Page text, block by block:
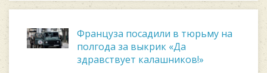
Француза посадили в тюрьму на
полгода за выкрик «Да
здравствует калашников!»